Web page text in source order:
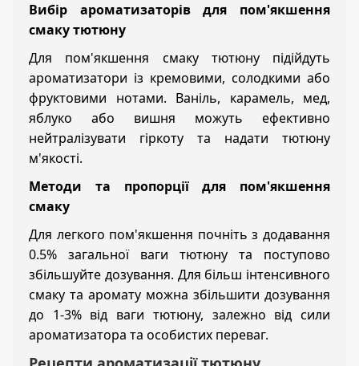
Вибір ароматизаторів для пом'якшення
смаку тютюну
Для пом'якшення смаку тютюну підійдуть
ароматизатори із кремовими, солодкими або
фруктовими нотами. Ваніль, карамель, мед,
яблуко або вишня можуть ефективно
нейтралізувати гіркоту та надати тютюну
м'якості.
Методи та пропорції для пом'якшення
смаку
Для легкого пом'якшення почніть з додавання
0.5% загальної ваги тютюну та поступово
збільшуйте дозування. Для більш інтенсивного
смаку та аромату можна збільшити дозування
до 1-3% від ваги тютюну, залежно від сили
ароматизатора та особистих переваг.